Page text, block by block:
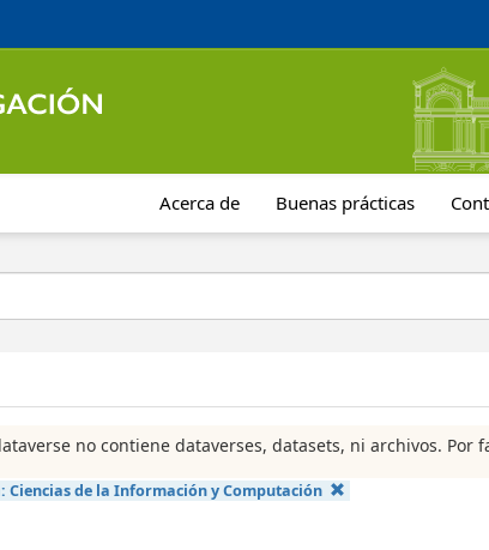
Acerca de Buenas prácticas
no contiene dataverses, datasets, ni archivos. Por
Ciencias de la Información y Computación